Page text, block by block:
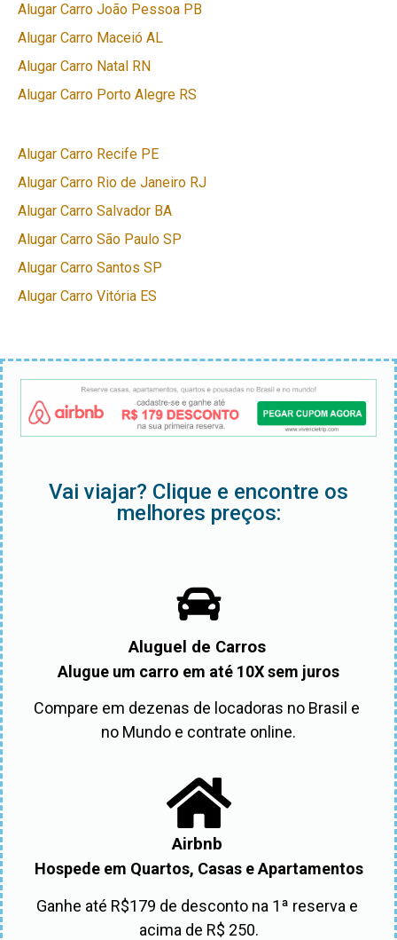
Alugar Carro João Pessoa PB
Alugar Carro Maceió AL
Alugar Carro Natal RN
Alugar Carro Porto Alegre RS
Alugar Carro Recife PE
Alugar Carro Rio de Janeiro RJ
Alugar Carro Salvador BA
Alugar Carro São Paulo SP
Alugar Carro Santos SP
Alugar Carro Vitória ES
Vai viajar? Clique e encontre os
melhores preços:
Aluguel de Carros
Alugue um carro em até 10X sem juros
Compare em dezenas de locadoras no Brasil e
no Mundo e contrate online.
Airbnb
Hospede em Quartos, Casas e Apartamentos
Ganhe até R$179 de desconto na 1ª reserva e
acima de R$ 250.